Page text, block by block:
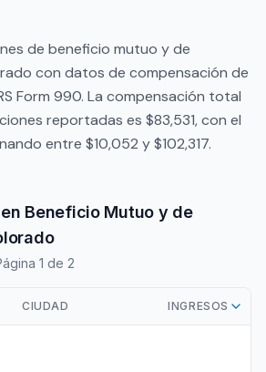
de beneficio mutuo y de
con datos de compensación de
Form 990. La compensación total
reportadas es $83,531, con el
entre $10,052 y $102,317.
Beneficio Mutuo y de
1 de 2
CIUDAD INGRESOS